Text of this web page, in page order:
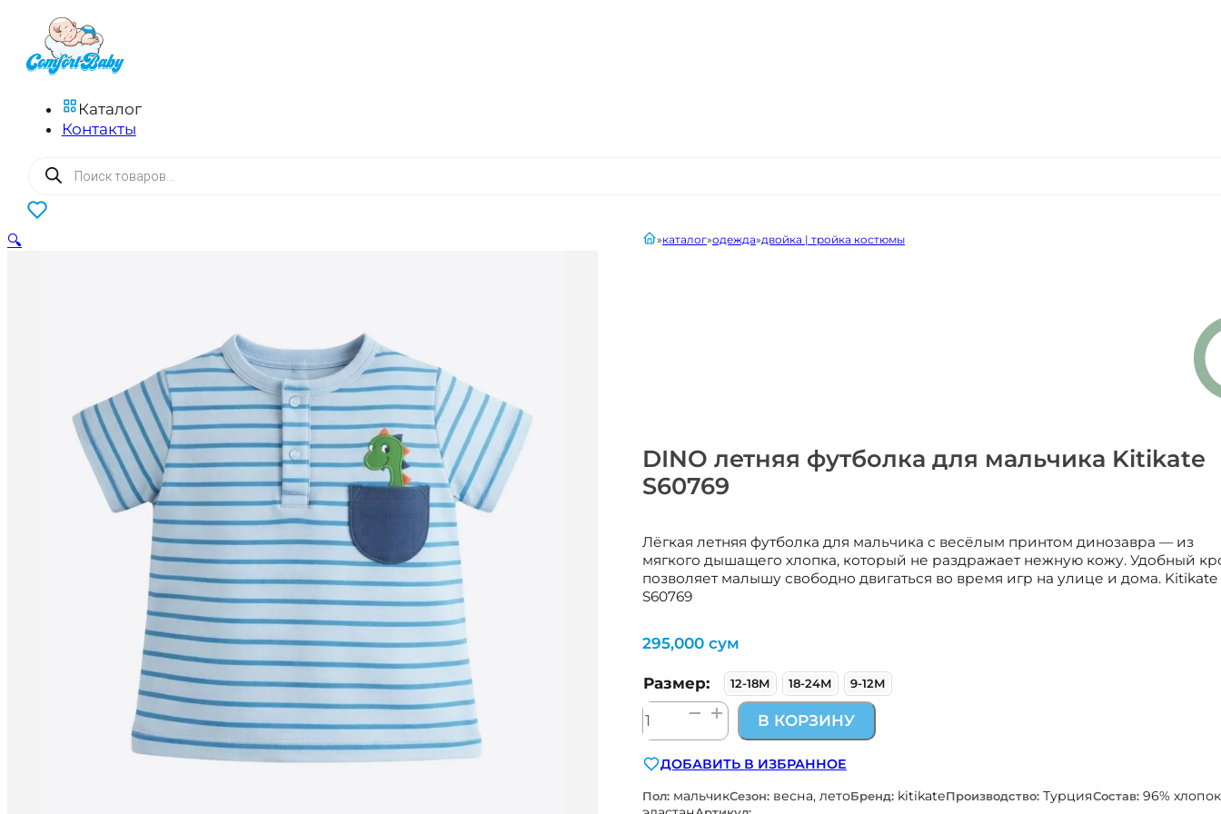
Каталог
Контакты
Поиск
товаров
0
DINO летняя футболка для мальчика Kitikate
S60769
Лёгкая летняя футболка для мальчика с весёлым принтом динозавра — из
мягкого дышащего хлопка, который не раздражает нежную кожу. Удобный
позволяет малышу свободно двигаться во время игр на улице и дома. Kitikate
S60769
главнаякаталог одежда двойка | тройка костюмы
295,000 сум
Размер: 12-18М 18-24М 9-12М
Количество
товара
летняя
футболка
В КОРЗИНУ
ДОБАВИТЬ В ИЗБРАННОЕ
Пол: мальчикСезон: весна, летоБренд: kitikateПроизводство: ТурцияСостав: 96%
🔍